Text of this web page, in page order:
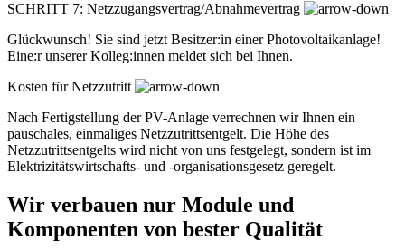
SCHRITT 7: Netzzugangsvertrag/Abnahmevertrag
Glückwunsch! Sie sind jetzt Besitzer:in einer Photovoltaikanlage!
Eine:r unserer Kolleg:innen meldet sich bei Ihnen.
Kosten für Netzzutritt
Nach Fertigstellung der PV-Anlage verrechnen wir Ihnen ein
pauschales, einmaliges Netzzutrittsentgelt. Die Höhe des
Netzzutrittsentgelts wird nicht von uns festgelegt, sondern ist im
Elektrizitätswirtschafts- und -organisationsgesetz geregelt.
Wir verbauen nur Module und
Komponenten von bester Qualität